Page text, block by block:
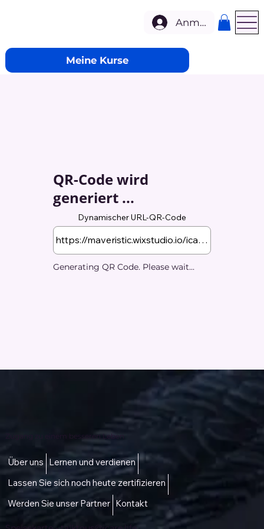
Meine Kurse
Anmelden
QR-Code wird
generiert ...
Dynamischer URL-QR-Code
Generating QR Code. Please wait...
Zugang zu einem besseren Leben
Über uns Lernen und verdienen
Lassen Sie sich noch heute zertifizieren
Werden Sie unser Partner Kontakt